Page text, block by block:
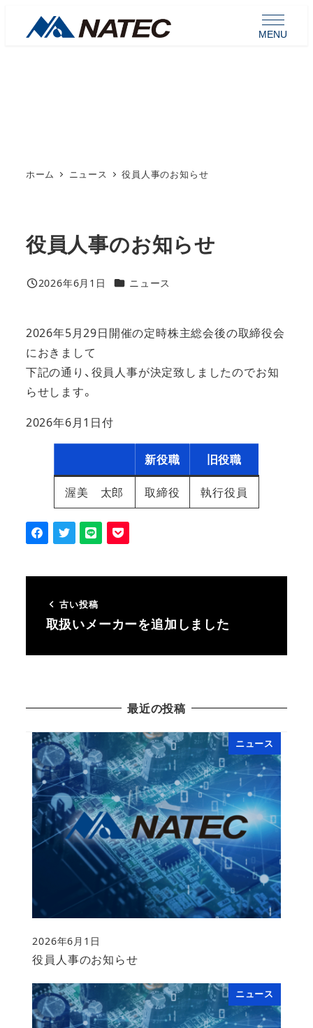
MENU
ホーム ニュース 役員人事のお知らせ
役員人事のお知らせ
投稿日
2026年6月1日 カテゴリー
ニュース
2026年5月29日開催の定時株主総会後の取締役会
におきまして
下記の通り、役員人事が決定致しましたのでお知
らせします。
2026年6月1日付
新役職 旧役職
渥美 太郎 取締役 執行役員
古い投稿
取扱いメーカーを追加しました
最近の投稿
ニュース
役員人事のお知らせ
投稿日
2026年6月1日
ニュース